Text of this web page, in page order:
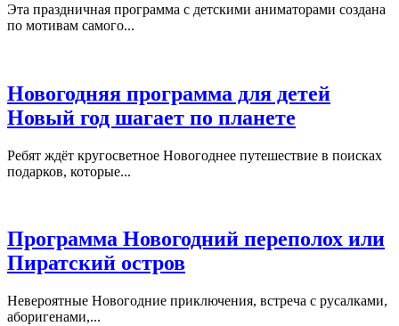
Эта праздничная программа с детскими аниматорами создана
по мотивам самого...
Новогодняя программа для детей
Новый год шагает по планете
Ребят ждёт кругосветное Новогоднее путешествие в поисках
подарков, которые...
Программа Новогодний переполох или
Пиратский остров
Невероятные Новогодние приключения, встреча с русалками,
аборигенами,...